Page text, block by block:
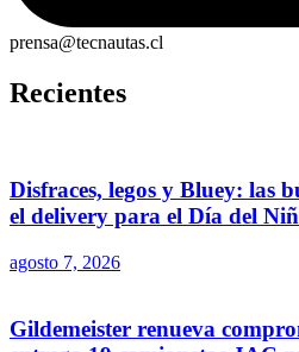
prensa@tecnautas.cl
Recientes
Disfraces, legos y Bluey: las
el delivery para el Día del
agosto 7, 2026
Gildemeister renueva